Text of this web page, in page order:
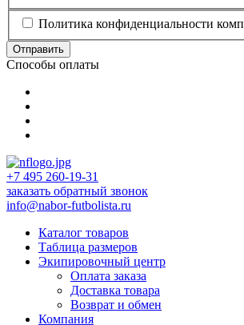
Политика конфиденциальности
Отправить
Способы оплаты
+7 495 260-19-31
заказать обратный звонок
info@nabor-futbolista.ru
Каталог товаров
Таблица размеров
Экипировочный центр
Оплата заказа
Доставка товара
Возврат и обмен
Компания